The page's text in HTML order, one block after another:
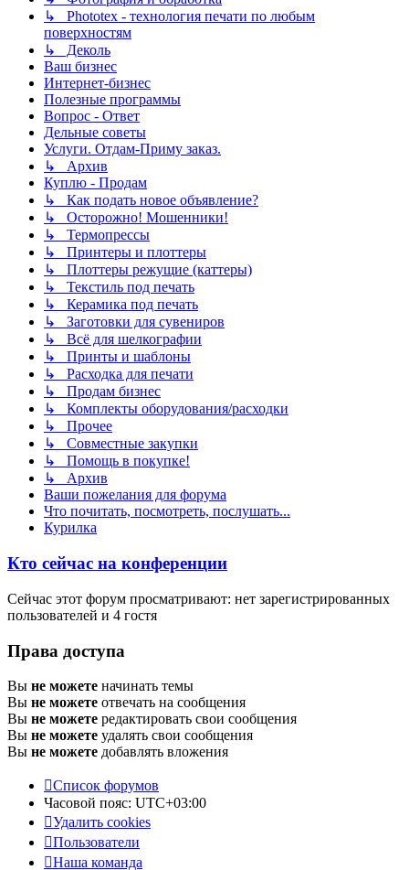
↳ Phototex - технология печати по любым
поверхностям
↳ Деколь
Ваш бизнес
Интернет-бизнес
Полезные программы
Вопрос - Ответ
Дельные советы
Услуги. Отдам-Приму заказ.
↳ Архив
Куплю - Продам
↳ Как подать новое объявление?
↳ Осторожно! Мошенники!
↳ Термопрессы
↳ Принтеры и плоттеры
↳ Плоттеры режущие (каттеры)
↳ Текстиль под печать
↳ Керамика под печать
↳ Заготовки для сувениров
↳ Всё для шелкографии
↳ Принты и шаблоны
↳ Расходка для печати
↳ Продам бизнес
↳ Комплекты оборудования/расходки
↳ Прочее
↳ Совместные закупки
↳ Помощь в покупке!
↳ Архив
Ваши пожелания для форума
Что почитать, посмотреть, послушать...
Курилка
Кто сейчас на конференции
Сейчас этот форум просматривают: нет зарегистрированных
пользователей и 4 гостя
Права доступа
Вы не можете начинать темы
Вы не можете отвечать на сообщения
Вы не можете редактировать свои сообщения
Вы не можете удалять свои сообщения
Вы не можете добавлять вложения
Список форумов
Часовой пояс: UTC+03:00
Удалить cookies
Пользователи
Наша команда